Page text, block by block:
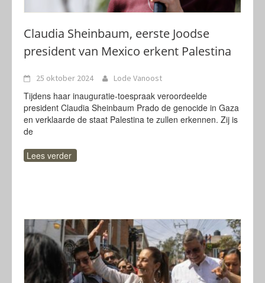
Claudia Sheinbaum, eerste Joodse
president van Mexico erkent Palestina
25 oktober 2024 Lode Vanoost
Tijdens haar inauguratie-toespraak veroordeelde
president Claudia Sheinbaum Prado de genocide in Gaza
en verklaarde de staat Palestina te zullen erkennen. Zij is
de
Lees verder